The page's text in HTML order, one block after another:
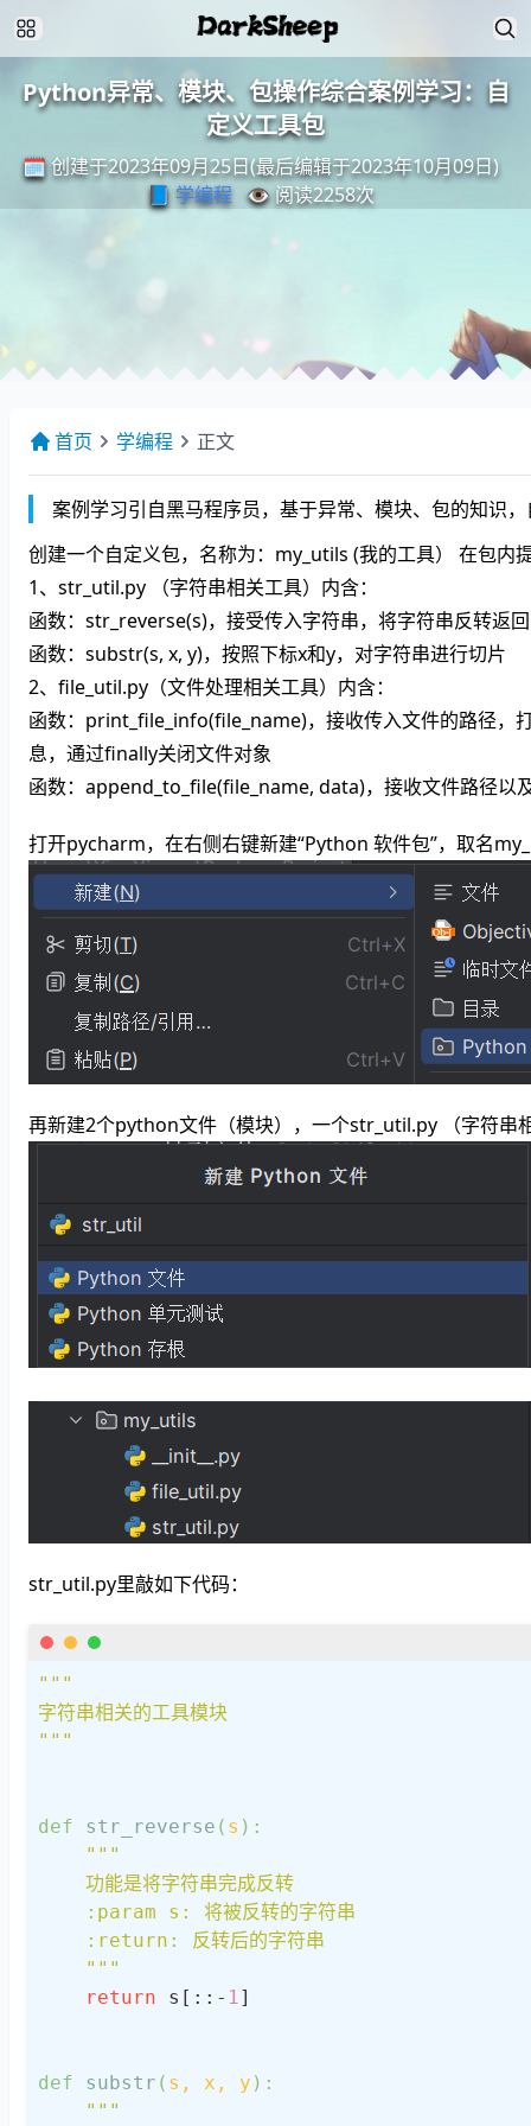
Python异常、模块、包操作综合案例学习：自
定义工具包
🗓️ 创建于2023年09月25日(最后编辑于2023年10月09日)
📘学编程 👁️ 阅读2258次
首页 学编程 正文
案例学习引自黑马程序员，基于异常、模块、包的知识
创建一个自定义包，名称为：my_utils (我的工具） 在包内
1、str_util.py （字符串相关工具）内含：
函数：str_reverse(s)，接受传入字符串，将字符串反转返回
函数：substr(s, x, y)，按照下标x和y，对字符串进行切片
2、file_util.py（文件处理相关工具）内含：
函数：print_file_info(file_name)，接收传入文件的路径，
息，通过finally关闭文件对象
函数：append_to_file(file_name, data)，接收文件路径以
打开pycharm，在右侧右键新建“Python 软件包”，取名
再新建2个python文件（模块），一个str_util.py （字符串
str_util.py里敲如下代码：
"""
字符串相关的工具模块
"""
def str_reverse ( s ):
"""
    功能是将字符串完成反转
    :param s: 将被反转的字符串
    :return: 反转后的字符串
    """
return s[::- 1]
def substr ( s, x, y ):
"""